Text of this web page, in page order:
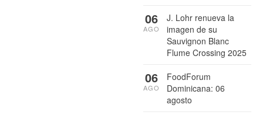
J. Lohr renueva la
imagen de su
Sauvignon Blanc
Flume Crossing 2025
06
AGO
FoodForum
Dominicana: 06
agosto
06
AGO